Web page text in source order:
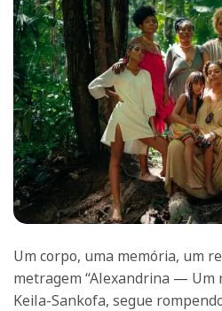
Um corpo, uma memória, um
metragem “Alexandrina — Um
Keila-Sankofa, segue